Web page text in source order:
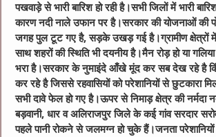
पखवाड़े से भारी बारिश हो रही है।सभी जिलों में भारी
कारण नदी नाले उफान पर है।सरकार की योजनाओं
जगह पुल टूट गए है, सड़के उखड़ गई है।ग्रामीण क्षेत्रों में
साथ शहरों की स्थिति भी दयनीय है।मैन रोड़ हो या
भरा है।सरकार के नुमाइंदे आँखे मूंद कर सब देख रहे है
कर रहे है जिससे रहवासियों को परेशानियों से छुटकारा
सभी दावे फेल हो गए है।ऊपर से निमाड़ क्षेत्र की नर्मदा
बड़वानी, धार व अलिराजपुर जिले के कई गांव सरदार
पहले पानी रोकने से जलमग्न हो चुके हैं।जनता